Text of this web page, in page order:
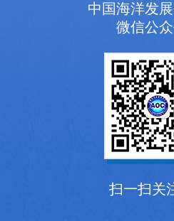
中国海洋发
微信公
扫一扫关